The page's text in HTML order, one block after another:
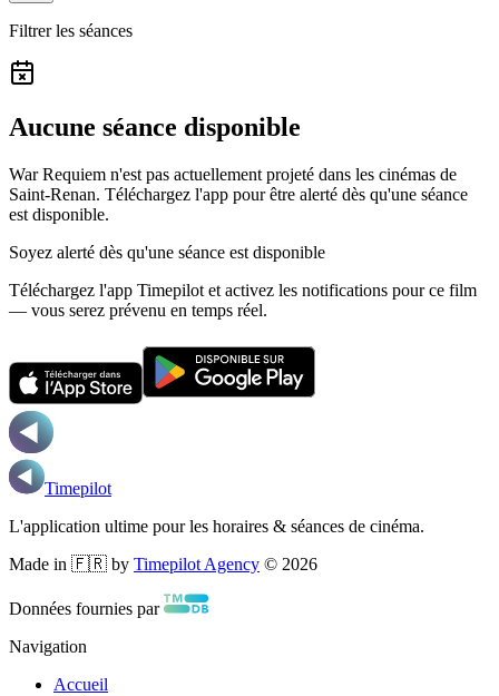
Filtrer les séances
Aucune séance disponible
War Requiem n'est pas actuellement projeté dans les cinémas de
Saint-Renan. Téléchargez l'app pour être alerté dès qu'une séance
est disponible.
Soyez alerté dès qu'une séance est disponible
Téléchargez l'app Timepilot et activez les notifications pour ce film
— vous serez prévenu en temps réel.
Timepilot
L'application ultime pour les horaires & séances de cinéma.
Made in 🇫🇷 by Timepilot Agency © 2026
Données fournies par
Navigation
Accueil